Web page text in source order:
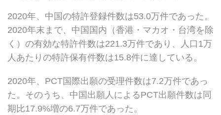
2020年、中国の特許登録件数は53.0万件であった。
2020年末まで、中国国内（香港・マカオ・台湾を除
く）の有効な特許件数は221.3万件であり、人口1万
人あたりの特許保有件数は15.8件に達している。
2020年、PCT国際出願の受理件数は7.2万件であっ
た。そのうち、中国出願人によるPCT出願件数は同
期比17.9%増の6.7万件であった。